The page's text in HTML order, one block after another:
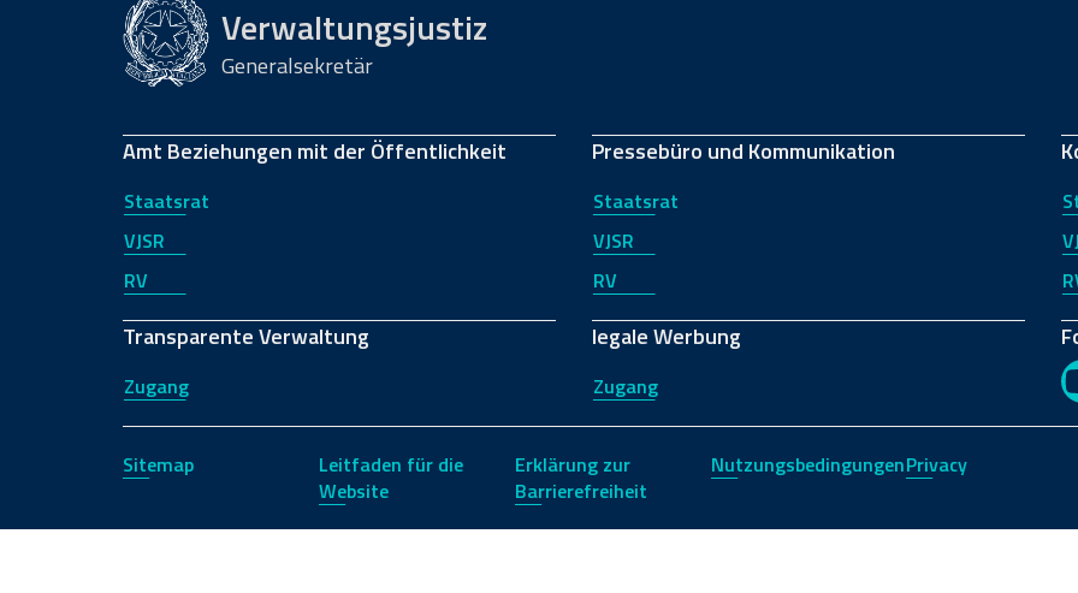
Verwaltungsjustiz
Generalsekretär
Amt Beziehungen mit der Öffentlichkeit
Staatsrat
VJSR
RV
Transparente Verwaltung
Zugang
Pressebüro und Kommunikation
Staatsrat
VJSR
RV
legale Werbung
Zugang
Sitemap
Leitfaden für die
Website
Erklärung zur
Barrierefreiheit
NutzungsbedingungenPrivacy